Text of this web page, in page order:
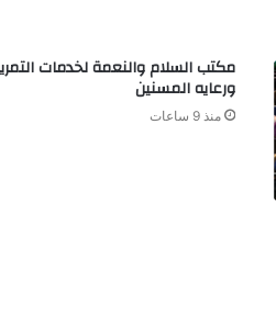
مكتب السلام والنعمة لخدمات
ورعايه المسنين
منذ 9 ساعات